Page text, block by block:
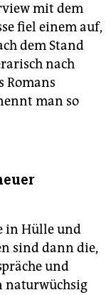
mit dem
fiel einem auf,
dem Stand
nach
Romans
man so
in Hülle und
sind dann die,
und
naturwüchsig